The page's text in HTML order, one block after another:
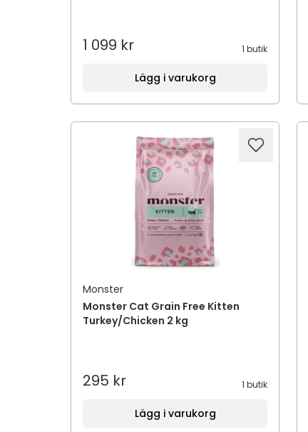
1 099 kr 1 butik
Lägg i varukorg
Monster
Monster Cat Grain Free Kitten
Turkey/Chicken 2 kg
295 kr 1 butik
Lägg i varukorg